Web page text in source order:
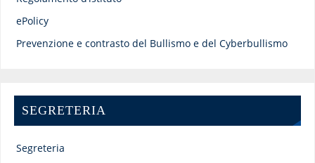
ePolicy
Prevenzione e contrasto del Bullismo e del Cyberbullismo
SEGRETERIA
Segreteria